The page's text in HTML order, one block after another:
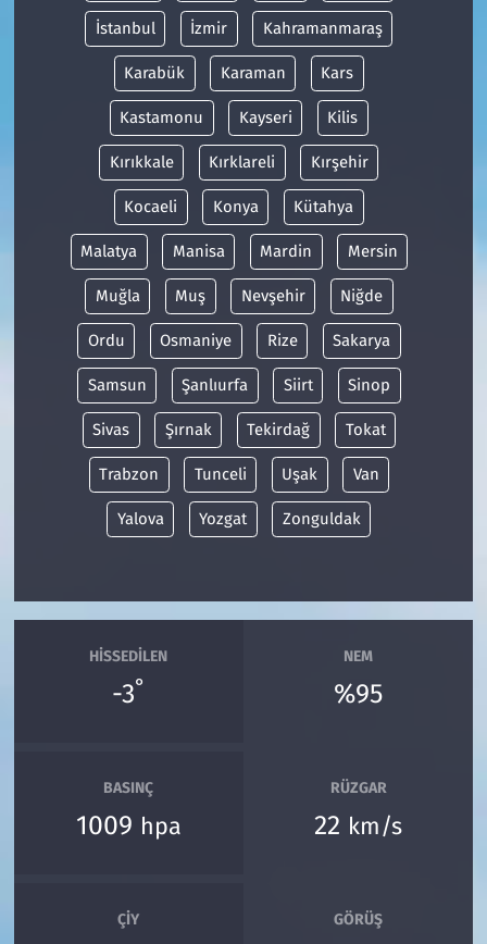
İstanbul İzmir Kahramanmaraş
Karabük Karaman Kars
Kastamonu Kayseri Kilis
Kırıkkale Kırklareli Kırşehir
Kocaeli Konya Kütahya
Malatya Manisa Mardin Mersin
Muğla Muş Nevşehir Niğde
Ordu Osmaniye Rize Sakarya
Samsun Şanlıurfa Siirt Sinop
Sivas Şırnak Tekirdağ Tokat
Trabzon Tunceli Uşak Van
Yalova Yozgat Zonguldak
HISSEDILEN
-3°
NEM
%95
BASINÇ
1009 hpa
RÜZGAR
22 km/s
ÇIY GÖRÜŞ